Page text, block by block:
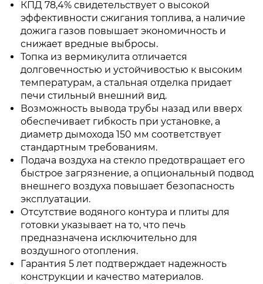
КПД 78,4% свидетельствует о высокой
эффективности сжигания топлива, а наличие
дожига газов повышает экономичность и
снижает вредные выбросы.
Топка из вермикулита отличается
долговечностью и устойчивостью к высоким
температурам, а стальная отделка придает
печи стильный внешний вид.
Возможность вывода трубы назад или вверх
обеспечивает гибкость при установке, а
диаметр дымохода 150 мм соответствует
стандартным требованиям.
Подача воздуха на стекло предотвращает его
быстрое загрязнение, а опциональный подвод
внешнего воздуха повышает безопасность
эксплуатации.
Отсутствие водяного контура и плиты для
готовки указывает на то, что печь
предназначена исключительно для
воздушного отопления.
Гарантия 5 лет подтверждает надежность
конструкции и качество материалов.